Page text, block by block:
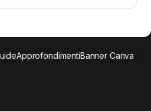
ApprofondimentiBanner Canva